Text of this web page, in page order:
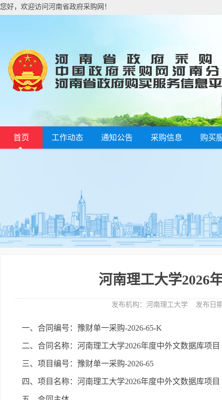
您好，欢迎访问河南省政府采购网！
首页 工作动态 通知公告 采购信息 购买
河南理工大学2026
发布机构： 河南理工大学 发布日
一、合同编号：豫财单一采购-2026-65-K
二、合同名称：河南理工大学2026年度中外文数据库项目
三、项目编号：豫财单一采购-2026-65
四、项目名称：河南理工大学2026年度中外文数据库项目